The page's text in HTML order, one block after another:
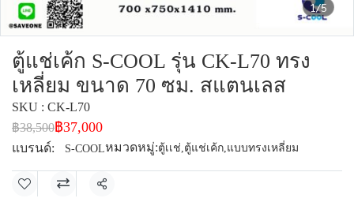
1/5
ตู้แช่เค้ก S-COOL รุ่น CK-L70 ทรง
เหลี่ยม ขนาด 70 ซม. สแตนเลส
SKU : CK-L70
฿38,500฿37,000
แบรนด์: S-COOLหมวดหมู่:ตู้เเช่,ตู้แช่เค้ก,แบบทรงเหลี่ยม
แชร์